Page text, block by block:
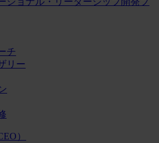
チ
リー
）